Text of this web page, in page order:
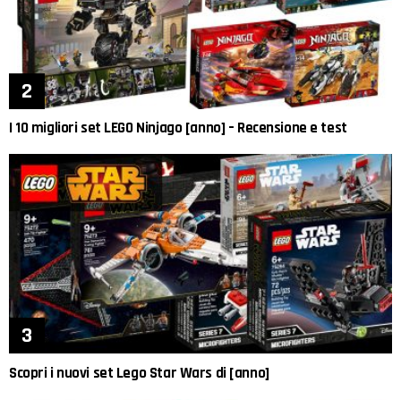
I 10 migliori set LEGO Ninjago [anno] – Recensione e test
Scopri i nuovi set Lego Star Wars di [anno]